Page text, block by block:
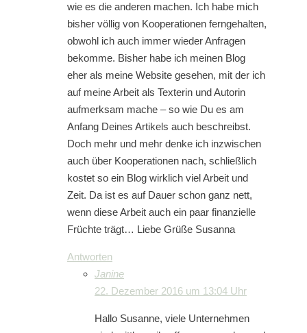
wie es die anderen machen. Ich habe mich
bisher völlig von Kooperationen ferngehalten,
obwohl ich auch immer wieder Anfragen
bekomme. Bisher habe ich meinen Blog
eher als meine Website gesehen, mit der ich
auf meine Arbeit als Texterin und Autorin
aufmerksam mache – so wie Du es am
Anfang Deines Artikels auch beschreibst.
Doch mehr und mehr denke ich inzwischen
auch über Kooperationen nach, schließlich
kostet so ein Blog wirklich viel Arbeit und
Zeit. Da ist es auf Dauer schon ganz nett,
wenn diese Arbeit auch ein paar finanzielle
Früchte trägt… Liebe Grüße Susanna
Antworten
Janine
22. Dezember 2016 um 13:04 Uhr
Hallo Susanne, viele Unternehmen